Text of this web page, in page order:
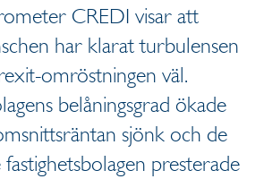
CREDI visar att
har klarat turbulensen
omröstningen väl.
belåningsgrad ökade
sjönk och de
presterade